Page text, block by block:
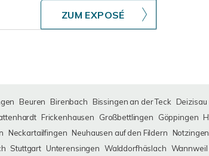
ZUM EXPOSÉ
Beuren Birenbach Bissingen an der Teck Deizisau
Frickenhausen Großbettlingen Göppingen
Neckartailfingen Neuhausen auf den Fildern Notzingen
Stuttgart Unterensingen Walddorfhäslach Wannweil